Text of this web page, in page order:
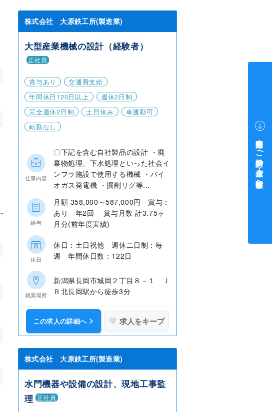
株式会社 大原鉄工所(製造業)
大型産業機械の設計（経験者）
正社員
賞与あり
交通費支給
年間休日120日以上
週休2日制
完全週休2日制
土日休み
車通勤可
転勤なし
仕事内容
〇下記を含む自社製品の設計 ・廃
棄物処理、下水処理といった社会イ
ンフラ施設で使用する機械 ・バイ
オガス発電機 ・掘削リグ等...
給与
月額 358,000～587,000円 賞与：
あり 年2回 賞与月数 計3.75ヶ
月分(前年度実績)
休日
休日：土日祝他 週休二日制：毎
週 年間休日数：122日
就業場所
新潟県長岡市城岡２丁目８－１ Ｊ
Ｒ北長岡駅から徒歩3分
この求人の詳細へ 求人をキープ
株式会社 大原鉄工所(製造業)
水門機器や設備の設計、現地工事監
理 正社員
中途採用をご検討中の企業・ご担当者様へ